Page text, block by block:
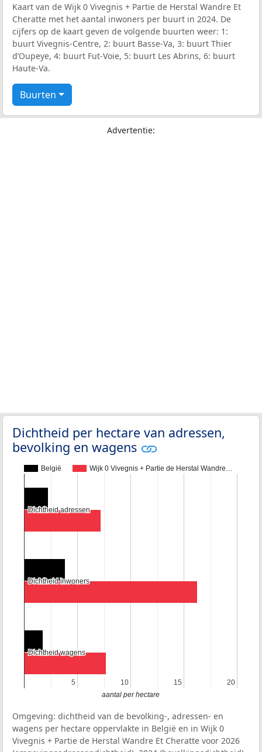
Kaart van de Wijk 0 Vivegnis + Partie de Herstal Wandre Et
Cheratte met het aantal inwoners per buurt in 2024. De
cijfers op de kaart geven de volgende buurten weer: 1:
buurt Vivegnis-Centre, 2: buurt Basse-Va, 3: buurt Thier
d’Oupeye, 4: buurt Fut-Voie, 5: buurt Les Abrins, 6: buurt
Haute-Va.
Buurten
Advertentie:
Dichtheid per hectare van adressen,
bevolking en wagens
België Wijk 0 Vivegnis + Partie de Herstal Wandre…
5
5 10
10 15
15 20
20
Dichtheid adressen
Dichtheid adressen
Dichtheid inwoners
Dichtheid inwoners
Dichtheid wagens
Dichtheid wagens
aantal per hectare
Omgeving: dichtheid van de bevolking-, adressen- en
wagens per hectare oppervlakte in België en in Wijk 0
Vivegnis + Partie de Herstal Wandre Et Cheratte voor 2026